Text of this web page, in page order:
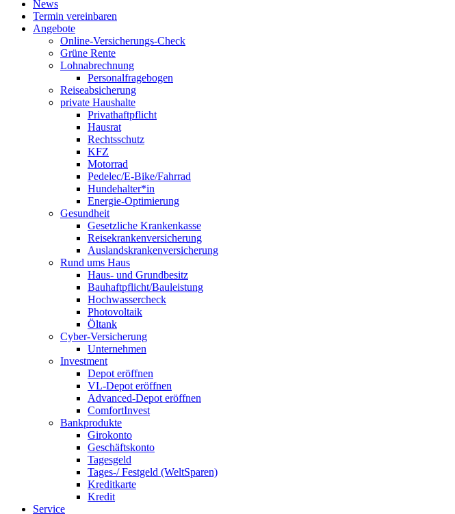
News
Termin vereinbaren
Angebote
Online-Versicherungs-Check
Grüne Rente
Lohnabrechnung
Personalfragebogen
Reiseabsicherung
private Haushalte
Privathaftpflicht
Hausrat
Rechtsschutz
KFZ
Motorrad
Pedelec/E-Bike/Fahrrad
Hundehalter*in
Energie-Optimierung
Gesundheit
Gesetzliche Krankenkasse
Reisekrankenversicherung
Auslandskrankenversicherung
Rund ums Haus
Haus- und Grundbesitz
Bauhaftpflicht/Bauleistung
Hochwassercheck
Photovoltaik
Öltank
Cyber-Versicherung
Unternehmen
Investment
Depot eröffnen
VL-Depot eröffnen
Advanced-Depot eröffnen
ComfortInvest
Bankprodukte
Girokonto
Geschäftskonto
Tagesgeld
Tages-/ Festgeld (WeltSparen)
Kreditkarte
Kredit
Service